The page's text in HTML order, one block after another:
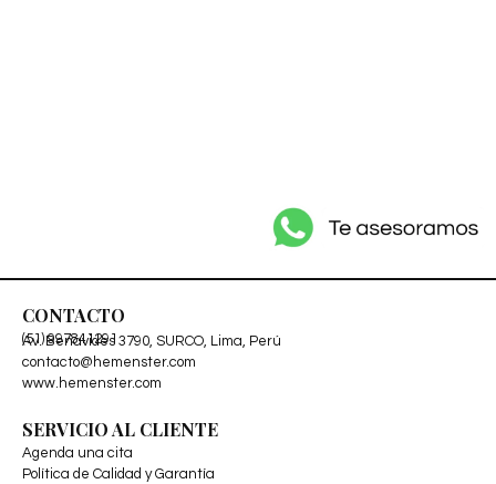
CONTACTO
(51) 997841291
Av. Benavides 3790, SURCO, Lima, Perú
contacto@hemenster.com
www.hemenster.com
SERVICIO AL CLIENTE
Agenda una cita
Política de Calidad y Garantía